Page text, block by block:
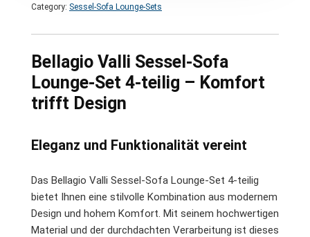
Category: Sessel-Sofa Lounge-Sets
Bellagio Valli Sessel-Sofa
Lounge-Set 4-teilig – Komfort
trifft Design
Eleganz und Funktionalität vereint
Das Bellagio Valli Sessel-Sofa Lounge-Set 4-teilig
bietet Ihnen eine stilvolle Kombination aus modernem
Design und hohem Komfort. Mit seinem hochwertigen
Material und der durchdachten Verarbeitung ist dieses